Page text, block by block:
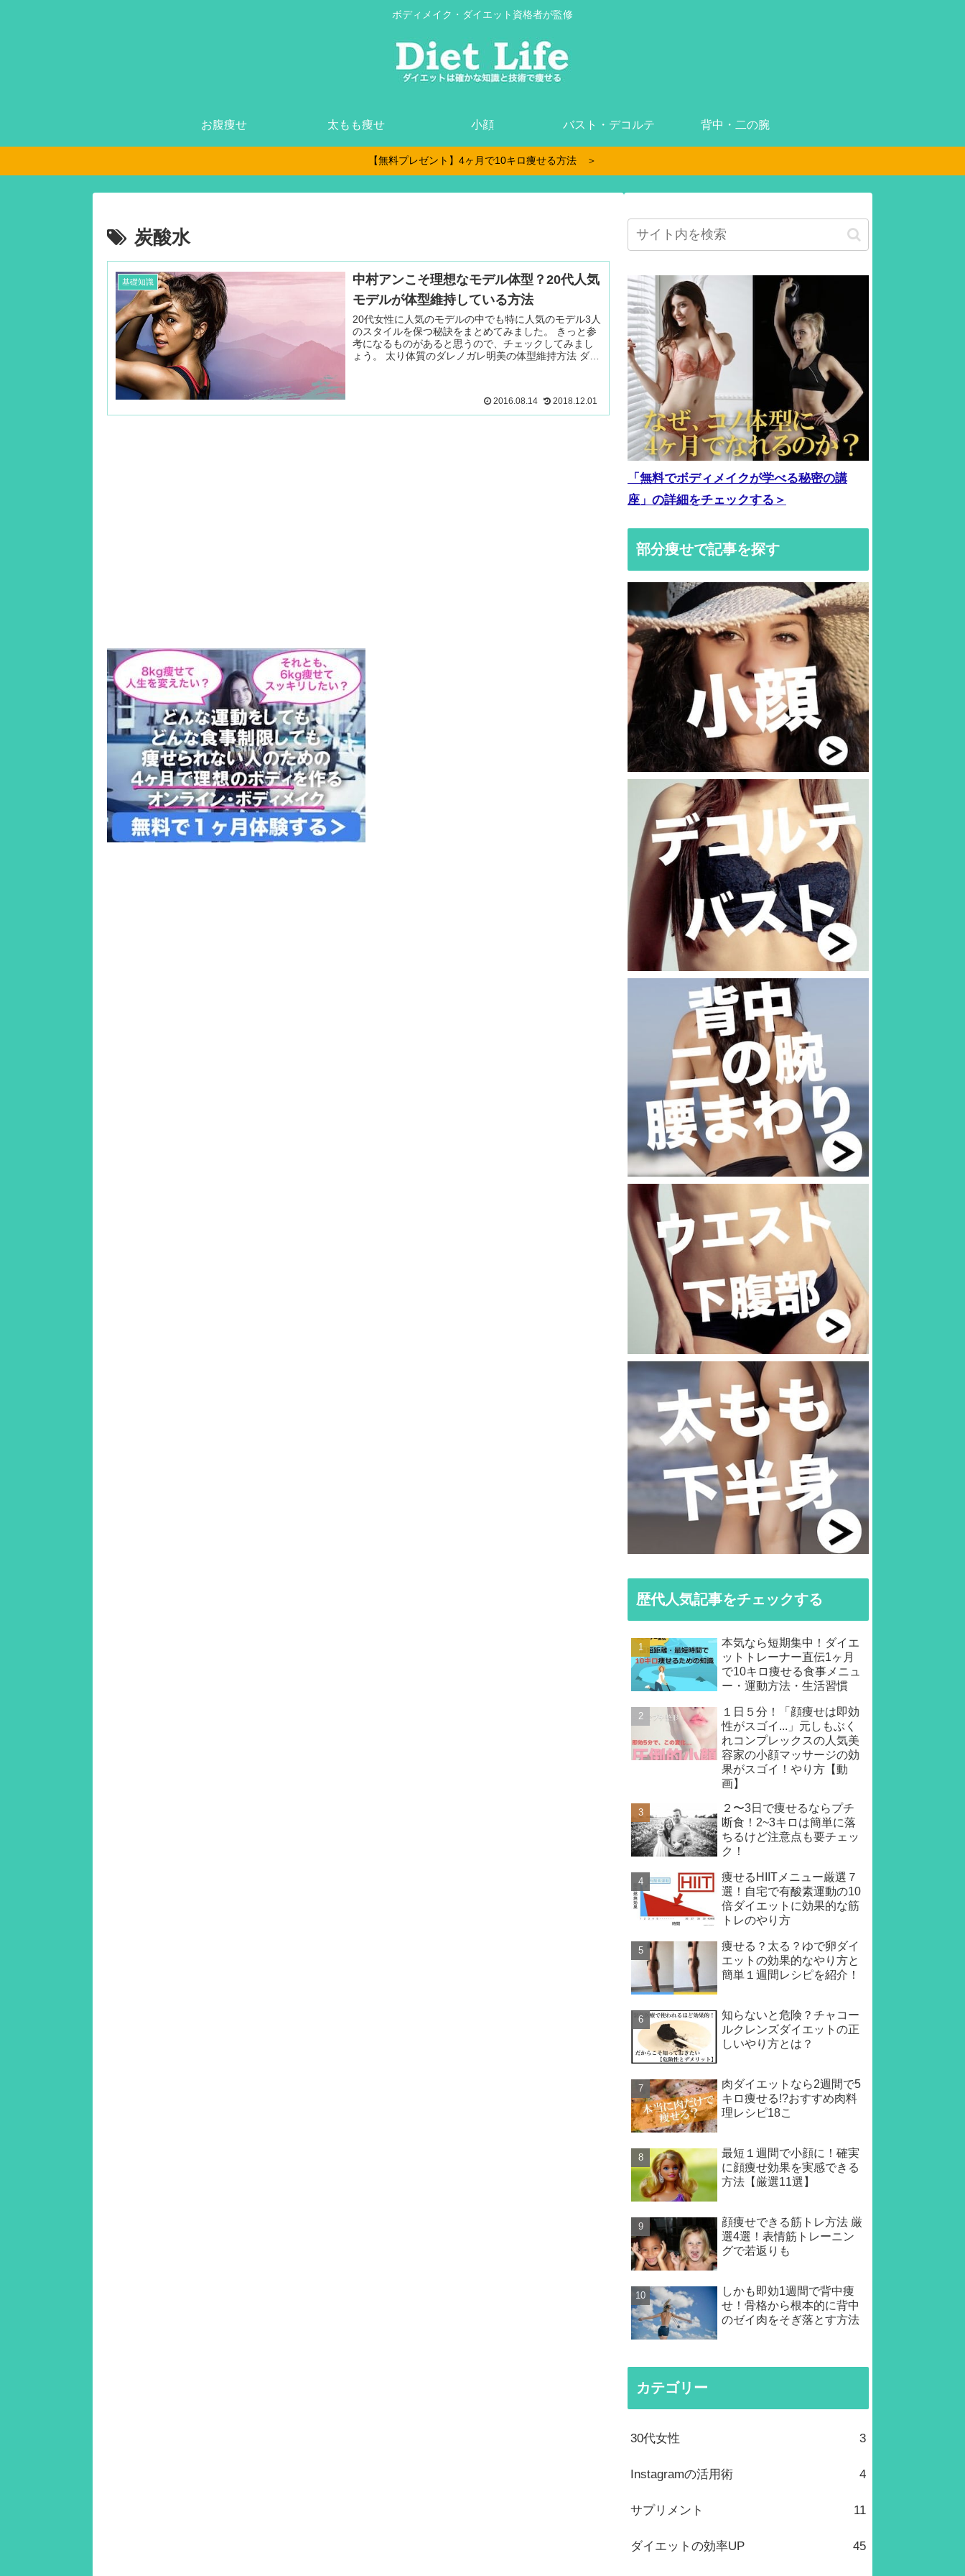
ボディメイク・ダイエット資格者が監修
お腹痩せ 太もも痩せ 小顔 バスト・デコルテ 背中・二の腕
【無料プレゼント】4ヶ月で10キロ痩せる方法 ＞
炭酸水
基礎知識
中村アンこそ理想なモデル体型？20代人気
モデルが体型維持している方法
20代女性に人気のモデルの中でも特に人気のモデル3人
のスタイルを保つ秘訣をまとめてみました。 きっと参
考になるものがあると思うので、チェックしてみまし
ょう。 太り体質のダレノガレ明美の体型維持方法 ダレ
2016.08.14 2018.12.01
「無料でボディメイクが学べる秘密の講
座」の詳細をチェックする＞
部分痩せで記事を探す
歴代人気記事をチェックする
本気なら短期集中！ダイエ
ットトレーナー直伝1ヶ月
で10キロ痩せる食事メニュ
ー・運動方法・生活習慣
１日５分！「顔痩せは即効
性がスゴイ...」元しもぶく
れコンプレックスの人気美
容家の小顔マッサージの効
果がスゴイ！やり方【動
画】
２〜3日で痩せるならプチ
断食！2~3キロは簡単に落
ちるけど注意点も要チェッ
ク！
痩せるHIITメニュー厳選７
選！自宅で有酸素運動の10
倍ダイエットに効果的な筋
トレのやり方
痩せる？太る？ゆで卵ダイ
エットの効果的なやり方と
簡単１週間レシピを紹介！
知らないと危険？チャコー
ルクレンズダイエットの正
しいやり方とは？
肉ダイエットなら2週間で5
キロ痩せる!?おすすめ肉料
理レシピ18こ
最短１週間で小顔に！確実
に顔痩せ効果を実感できる
方法【厳選11選】
顔痩せできる筋トレ方法 厳
選4選！表情筋トレーニン
グで若返りも
しかも即効1週間で背中痩
せ！骨格から根本的に背中
のゼイ肉をそぎ落とす方法
カテゴリー
30代女性 3
Instagramの活用術 4
サプリメント 11
ダイエットの効率UP 45